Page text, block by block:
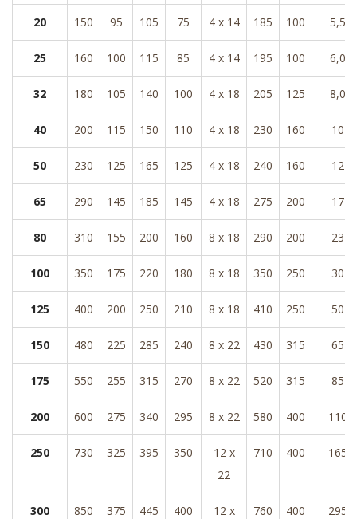
20 150 95 105 75 4 x 14 185 100 5,5
25 160 100 115 85 4 x 14 195 100 6,0
32 180 105 140 100 4 x 18 205 125 8,0
40 200 115 150 110 4 x 18 230 160 10
50 230 125 165 125 4 x 18 240 160 12
65 290 145 185 145 4 x 18 275 200 17
80 310 155 200 160 8 x 18 290 200 23
100 350 175 220 180 8 x 18 350 250 30
125 400 200 250 210 8 x 18 410 250 50
150 480 225 285 240 8 x 22 430 315 65
175 550 255 315 270 8 x 22 520 315 85
200 600 275 340 295 8 x 22 580 400 110
250 730 325 395 350
12 x
22
710 400 165
300 850 375 445 400 12 x 760 400 295